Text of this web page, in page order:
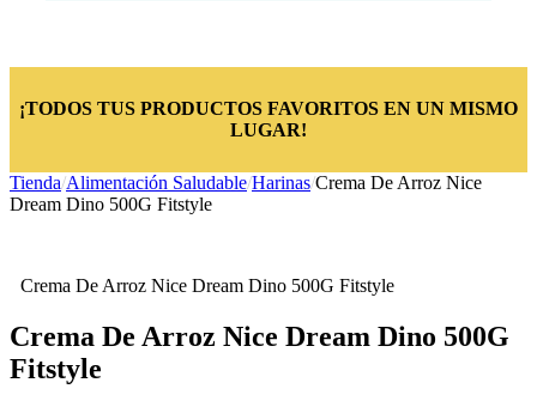
¡TODOS TUS PRODUCTOS FAVORITOS EN UN MISMO
LUGAR!
Tienda/Alimentación Saludable/Harinas/Crema De Arroz Nice
Dream Dino 500G Fitstyle
Crema De Arroz Nice Dream Dino 500G Fitstyle
Crema De Arroz Nice Dream Dino 500G
Fitstyle